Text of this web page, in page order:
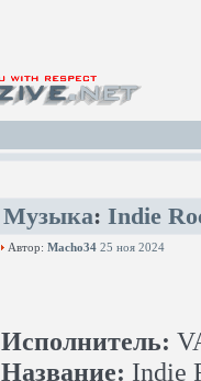
Музыка: Indie
Автор: Macho34 25 ноя 2024
Исполнитель:
Название: Indie